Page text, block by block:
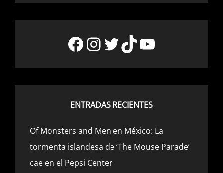
Facebook
Instagram
Twitter
TikTok
YouTube
ENTRADAS RECIENTES
Of Monsters and Men en México: La
tormenta islandesa de ‘The Mouse Parade’
cae en el Pepsi Center